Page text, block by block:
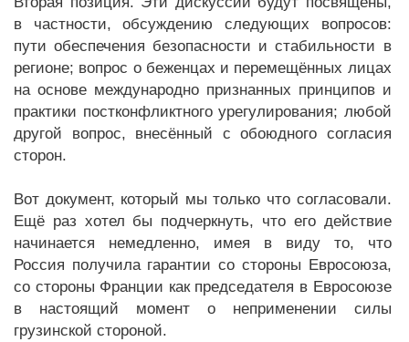
в частности, обсуждению следующих вопросов:
пути обеспечения безопасности и стабильности в
регионе; вопрос о беженцах и перемещённых лицах
на основе международно признанных принципов и
практики постконфликтного урегулирования; любой
другой вопрос, внесённый с обоюдного согласия
сторон.
Вот документ, который мы только что согласовали.
Ещё раз хотел бы подчеркнуть, что его действие
начинается немедленно, имея в виду то, что
Россия получила гарантии со стороны Евросоюза,
со стороны Франции как председателя в Евросоюзе
в настоящий момент о неприменении силы
грузинской стороной.